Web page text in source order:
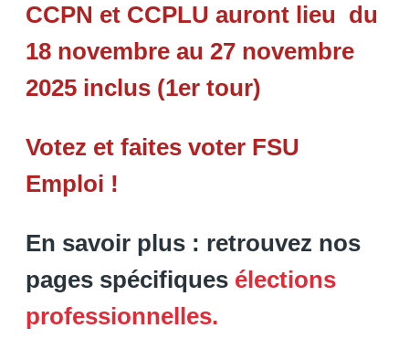
CCPN et CCPLU auront lieu du
18 novembre au 27 novembre
2025 inclus (1er tour)
Votez et faites voter FSU
Emploi !
En savoir plus : retrouvez nos
pages spécifiques élections
professionnelles.